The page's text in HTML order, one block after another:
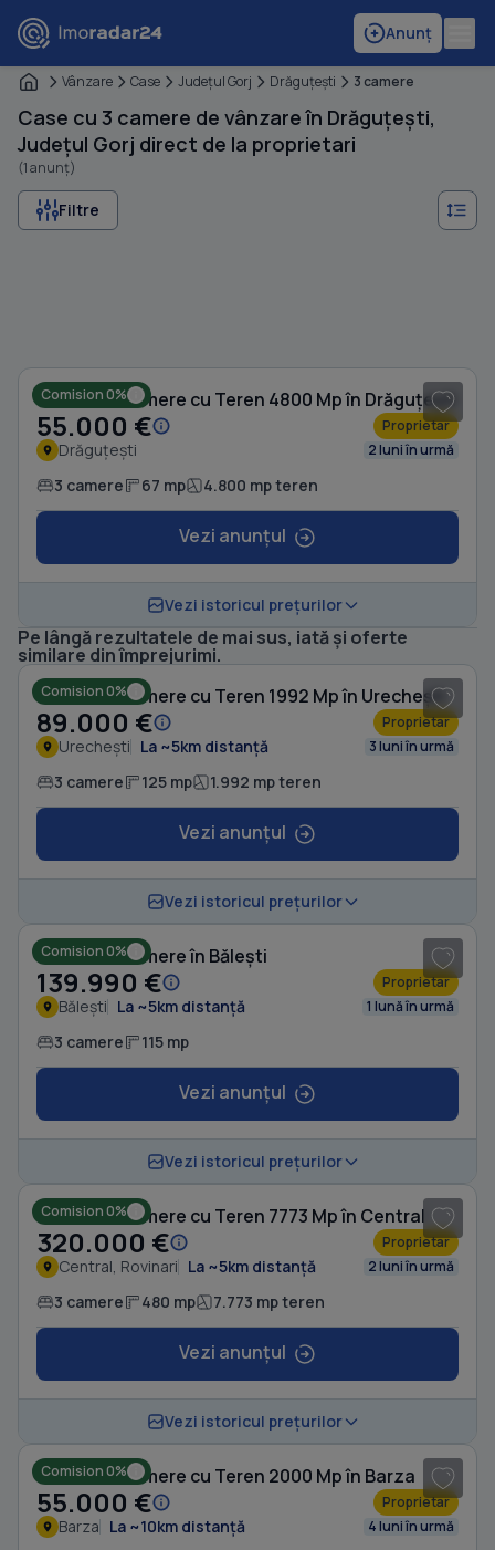
Anunț
Vânzare Case Judeţul Gorj Drăguţeşti 3 camere
Case cu 3 camere de vânzare în Drăguțești,
Județul Gorj direct de la proprietari
(1 anunț)
Filtre
Comision 0%
Casă cu 3 camere cu Teren 4800 Mp în Drăguțești
55.000 € Proprietar
Drăguțești 2 luni în urmă
3 camere 67 mp 4.800 mp teren
Vezi anunțul
Vezi istoricul prețurilor
Pe lângă rezultatele de mai sus, iată și oferte
similare din împrejurimi.
Comision 0%
Casă cu 3 camere cu Teren 1992 Mp în Urechești
89.000 € Proprietar
Urechești La ~5km distanță 3 luni în urmă
3 camere 125 mp 1.992 mp teren
Vezi anunțul
Vezi istoricul prețurilor
Comision 0%
Casă cu 3 camere în Bălești
139.990 € Proprietar
Bălești La ~5km distanță 1 lună în urmă
3 camere 115 mp
Vezi anunțul
Vezi istoricul prețurilor
Comision 0%
Casă cu 3 camere cu Teren 7773 Mp în Central
320.000 € Proprietar
Central, Rovinari La ~5km distanță 2 luni în urmă
3 camere 480 mp 7.773 mp teren
Vezi anunțul
Vezi istoricul prețurilor
Comision 0%
Casă cu 3 camere cu Teren 2000 Mp în Barza
55.000 € Proprietar
Barza La ~10km distanță 4 luni în urmă